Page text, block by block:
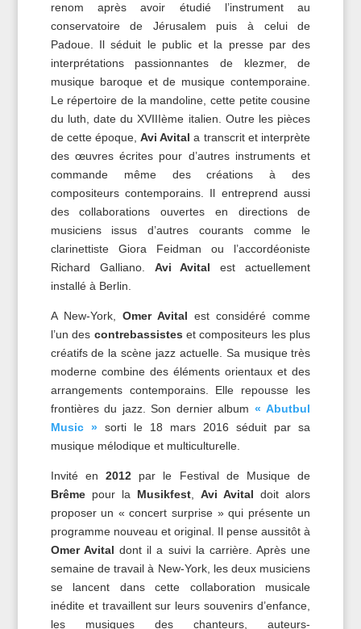
renom après avoir étudié l’instrument au
conservatoire de Jérusalem puis à celui de
Padoue. Il séduit le public et la presse par des
interprétations passionnantes de klezmer, de
musique baroque et de musique contemporaine.
Le répertoire de la mandoline, cette petite cousine
du luth, date du XVIIIème italien. Outre les pièces
de cette époque, Avi Avital a transcrit et interprète
des œuvres écrites pour d’autres instruments et
commande même des créations à des
compositeurs contemporains. Il entreprend aussi
des collaborations ouvertes en directions de
musiciens issus d’autres courants comme le
clarinettiste Giora Feidman ou l’accordéoniste
Richard Galliano. Avi Avital est actuellement
installé à Berlin.
A New-York, Omer Avital est considéré comme
l’un des contrebassistes et compositeurs les plus
créatifs de la scène jazz actuelle. Sa musique très
moderne combine des éléments orientaux et des
arrangements contemporains. Elle repousse les
frontières du jazz. Son dernier album « Abutbul
Music »sorti le 18 mars 2016 séduit par sa
musique mélodique et multiculturelle.
Invité en2012 par le Festival de Musique de
Brêmepour la Musikfest,Avi Avital doit alors
proposer un « concert surprise » qui présente un
programme nouveau et original. Il pense aussitôt à
Omer Avital dont il a suivi la carrière. Après une
semaine de travail à New-York, les deux musiciens
se lancent dans cette collaboration musicale
inédite et travaillent sur leurs souvenirs d’enfance,
les musiques des chanteurs, auteurs-